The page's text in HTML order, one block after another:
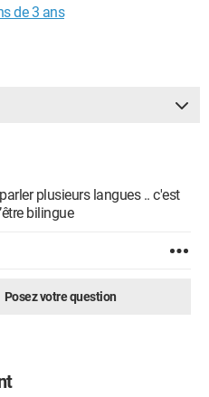
de 3 ans
plusieurs langues .. c'est
bilingue
Posez votre question